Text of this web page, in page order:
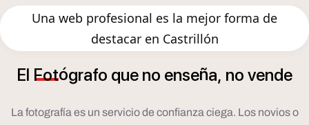
Una web profesional es la mejor forma de
destacar en Castrillón
El Fotógrafo que no enseña, no vende
La fotografía es un servicio de confianza ciega. Los novios o